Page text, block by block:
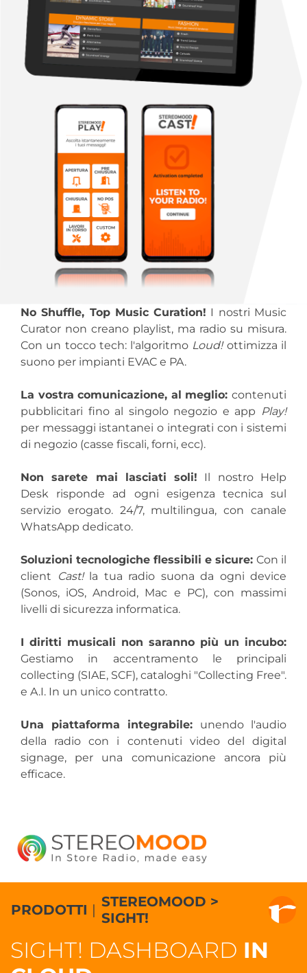
No Shuffle, Top Music Curation! I nostri Music
Curator non creano playlist, ma radio su misura.
Con un tocco tech: l'algoritmo Loud!ottimizza il
suono per impianti EVAC e PA.
La vostra comunicazione, al meglio: contenuti
pubblicitari fino al singolo negozio e app Play!
per messaggi istantanei o integrati con i sistemi
di negozio (casse fiscali, forni, ecc).
Non sarete mai lasciati soli!
Il nostro Help
Desk risponde ad ogni esigenza tecnica sul
servizio erogato. 24/7, multilingua, con canale
WhatsApp dedicato.
Soluzioni tecnologiche flessibili e sicure: Con il
client
Cast!la tua radio suona da ogni device
(Sonos, iOS, Android, Mac e PC), con massimi
livelli di sicurezza informatica.
I diritti musicali non saranno più un incubo:
Gestiamo in accentramento le principali
collecting (SIAE, SCF), cataloghi "Collecting Free".
e A.I. In un unico contratto.
Una piattaforma integrabile: unendo l'audio
della radio con i contenuti video del digital
signage, per una comunicazione ancora più
efficace.
PRODOTTI | STEREOMOOD >
SIGHT!
SIGHT! DASHBOARD IN